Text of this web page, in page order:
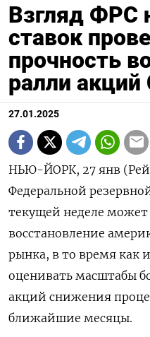
Взгляд ФРС
ставок
прочность
ралли
27.01.2025
НЬЮ-ЙОРК, 27 янв
Федеральной
текущей неделе может
восстановление
рынка, в то время как
оценивать масштабы
акций снижения
ближайшие месяцы.